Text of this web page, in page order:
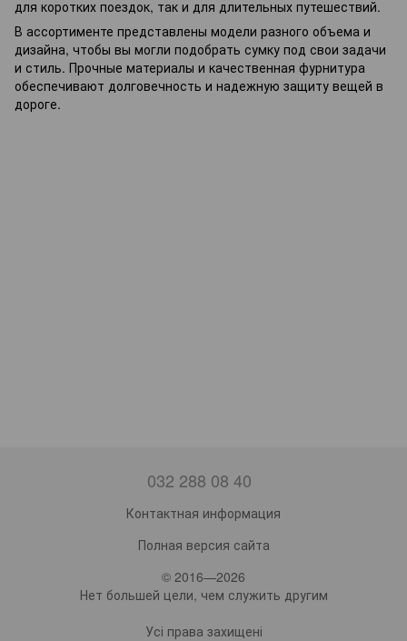
для коротких поездок, так и для длительных путешествий.
В ассортименте представлены модели разного объема и
дизайна, чтобы вы могли подобрать сумку под свои задачи
и стиль. Прочные материалы и качественная фурнитура
обеспечивают долговечность и надежную защиту вещей в
дороге.
032 288 08 40
Контактная информация
Полная версия сайта
© 2016—2026
Нет большей цели, чем служить другим
Усі права захищені